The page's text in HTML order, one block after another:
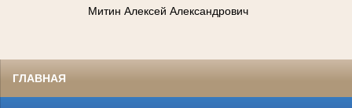
Митин Алексей Александрович
ГЛАВНАЯ